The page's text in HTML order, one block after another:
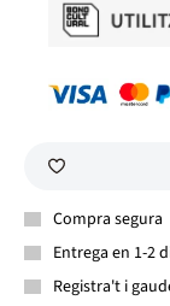
Compra segura
Entrega en 1-2
Registra't i